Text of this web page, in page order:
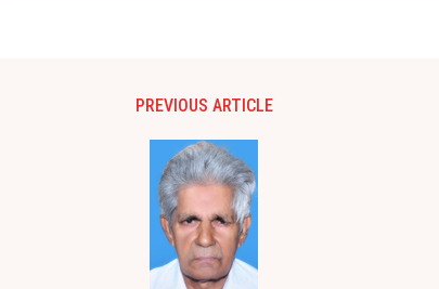
PREVIOUS ARTICLE